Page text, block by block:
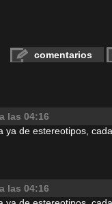
comentarios
las 04:16
ya de estereotipos,
las 04:16